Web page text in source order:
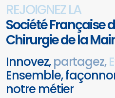
REJOIGNEZ LA
Société Française
Chirurgie de la
Innovez,partagez,
Ensemble,
notre métier